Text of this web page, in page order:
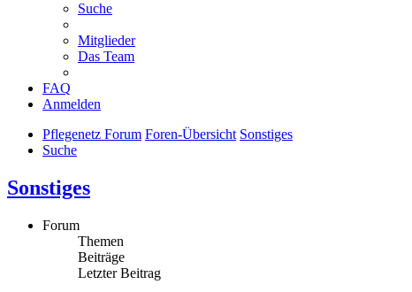
Suche
Mitglieder
Das Team
FAQ
Anmelden
Pflegenetz Forum Foren-Übersicht Sonstiges
Suche
Sonstiges
Forum
Themen
Beiträge
Letzter Beitrag